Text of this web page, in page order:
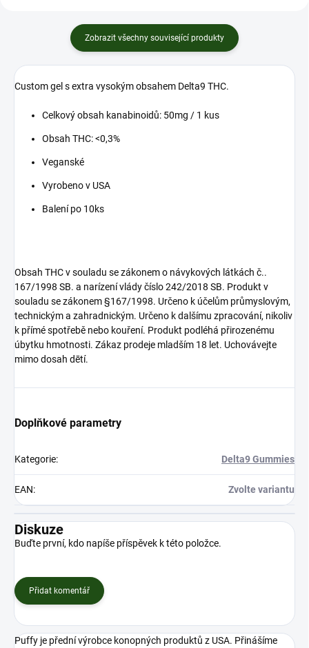
Zobrazit všechny související produkty
Custom gel s extra vysokým obsahem Delta9 THC.
Celkový obsah kanabinoidů: 50mg / 1 kus
Obsah THC: <0,3%
Veganské
Vyrobeno v USA
Balení po 10ks
Obsah THC v souladu se zákonem o návykových látkách č..
167/1998 SB. a narízení vlády číslo 242/2018 SB. Produkt v
souladu se zákonem §167/1998. Určeno k účelům průmyslovým,
technickým a zahradnickým. Určeno k dalšímu zpracování, nikoliv
k přímé spotřebě nebo kouření. Produkt podléhá přirozenému
úbytku hmotnosti. Zákaz prodeje mladším 18 let. Uchovávejte
mimo dosah dētí.
Doplňkové parametry
Kategorie: Delta9 Gummies
EAN: Zvolte variantu
Diskuze
Buďte první, kdo napíše příspěvek k této položce.
Přidat komentář
Puffy je přední výrobce konopných produktů z USA. Přinášíme